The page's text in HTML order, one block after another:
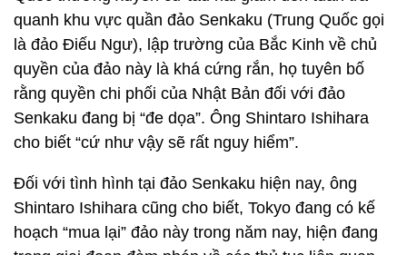
quanh khu vực quần đảo Senkaku (Trung Quốc gọi
là đảo Điếu Ngư), lập trường của Bắc Kinh về chủ
quyền của đảo này là khá cứng rắn, họ tuyên bố
rằng quyền chi phối của Nhật Bản đối với đảo
Senkaku đang bị “đe dọa”. Ông Shintaro Ishihara
cho biết “cứ như vậy sẽ rất nguy hiểm”.
Đối với tình hình tại đảo Senkaku hiện nay, ông
Shintaro Ishihara cũng cho biết, Tokyo đang có kế
hoạch “mua lại” đảo này trong năm nay, hiện đang